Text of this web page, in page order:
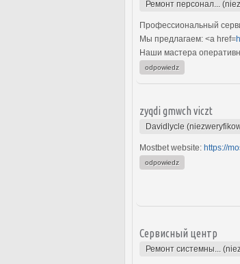
Ремонт персонал...
Профессиональный
Мы предлагаем: <a href=
Наши мастера
odpowiedz
zyqdi gmwch viczt
Davidlycle
Mostbet website: https://
odpowiedz
Сервисный центр
Ремонт системны...